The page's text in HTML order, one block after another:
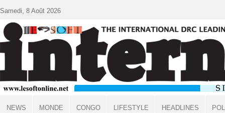
Samedi, 8 Août 2026
NEWS MONDE CONGO LIFESTYLE HEADLINES